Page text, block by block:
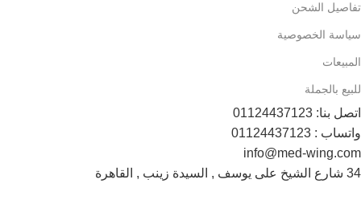
تفاصيل الشحن
سياسة الخصوصية
المبيعات
للبيع بالجملة
اتصل بنا: 01124437123
واتساب : 01124437123
info@med-wing.com
34 شارع الشيخ على يوسف , السيدة زينب , القاهرة